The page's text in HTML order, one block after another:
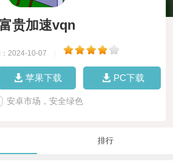
贵加速vqn
2024-10-07
苹果下载 PC下载
安卓市场，安全绿色
排行